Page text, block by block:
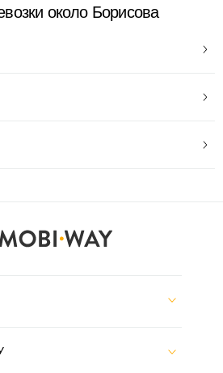
около Борисова